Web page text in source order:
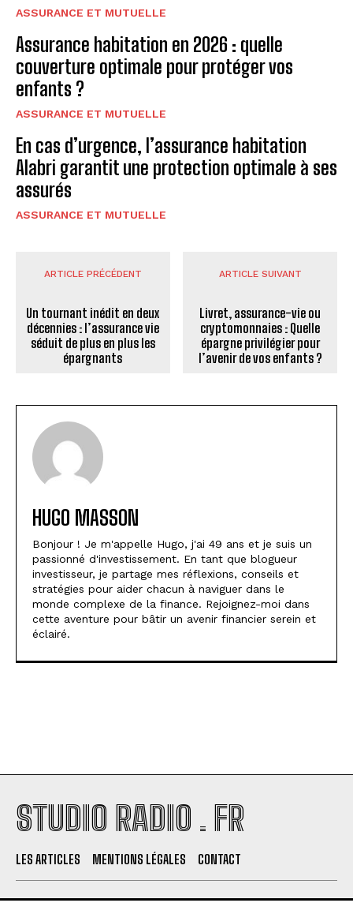
ASSURANCE ET MUTUELLE
Assurance habitation en 2026 : quelle
couverture optimale pour protéger vos
enfants ?
ASSURANCE ET MUTUELLE
En cas d’urgence, l’assurance habitation
Alabri garantit une protection optimale à ses
assurés
ASSURANCE ET MUTUELLE
ARTICLE PRÉCÉDENT
Un tournant inédit en deux
décennies : l’assurance vie
séduit de plus en plus les
épargnants
ARTICLE SUIVANT
Livret, assurance-vie ou
cryptomonnaies : Quelle
épargne privilégier pour
l’avenir de vos enfants ?
HUGO MASSON
Bonjour ! Je m'appelle Hugo, j'ai 49 ans et je suis un
passionné d'investissement. En tant que blogueur
investisseur, je partage mes réflexions, conseils et
stratégies pour aider chacun à naviguer dans le
monde complexe de la finance. Rejoignez-moi dans
cette aventure pour bâtir un avenir financier serein et
éclairé.
STUDIO RADIO . FR
LES ARTICLES MENTIONS LÉGALES CONTACT